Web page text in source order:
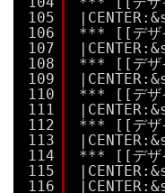
105
106
107
108
109
110
111
112
113
114
115
116
*** [[デザ
*** [[デザ
*** [[デザ
*** [[デザ
*** [[デザ